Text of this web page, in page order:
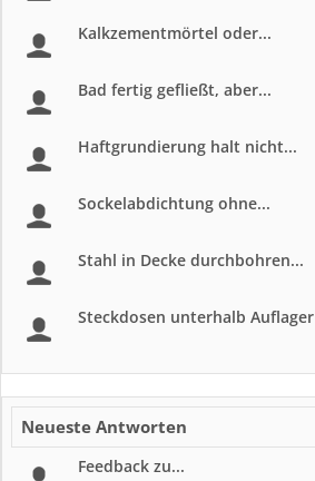
Kalkzementmörtel oder...
Bad fertig gefließt, aber...
Haftgrundierung halt nicht...
Sockelabdichtung ohne...
Stahl in Decke durchbohren...
Steckdosen unterhalb Auflager
Neueste Antworten
Feedback zu...